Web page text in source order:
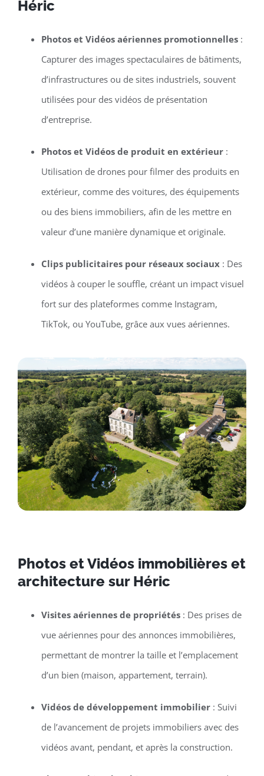
Héric
Photos et Vidéos aériennes promotionnelles:
Capturer des images spectaculaires de bâtiments,
d’infrastructures ou de sites industriels, souvent
utilisées pour des vidéos de présentation
d’entreprise.
Photos et Vidéos de produit en extérieur:
Utilisation de drones pour filmer des produits en
extérieur, comme des voitures, des équipements
ou des biens immobiliers, afin de les mettre en
valeur d’une manière dynamique et originale.
Clips publicitaires pour réseaux sociaux: Des
vidéos à couper le souffle, créant un impact visuel
fort sur des plateformes comme Instagram,
TikTok, ou YouTube, grâce aux vues aériennes.
Photos et Vidéos immobilières et
architecture sur Héric
Visites aériennes de propriétés: Des prises de
vue aériennes pour des annonces immobilières,
permettant de montrer la taille et l’emplacement
d’un bien (maison, appartement, terrain).
Vidéos de développement immobilier: Suivi
de l’avancement de projets immobiliers avec des
vidéos avant, pendant, et après la construction.